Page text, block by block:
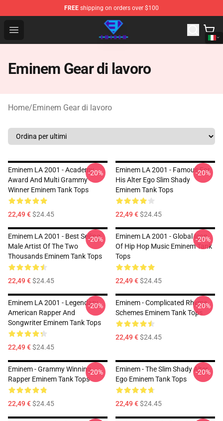
FREE shipping on orders over $100
Open menu
Eminem Store - Official Eminem Merchandise Shop
Eminem Gear di lavoro
Home/Eminem Gear di lavoro
Eminem LA 2001 - Academy
Award And Multi Grammy
Winner Eminem Tank Tops
22,49 €$24.45
-20%
Eminem LA 2001 - Famous For
His Alter Ego Slim Shady
Eminem Tank Tops
22,49 €$24.45
-20%
Eminem LA 2001 - Best Selling
Male Artist Of The Two
Thousands Eminem Tank Tops
22,49 €$24.45
-20%
Eminem LA 2001 - Global Icon
Of Hip Hop Music Eminem Tank
Tops
22,49 €$24.45
-20%
Eminem LA 2001 - Legendary
American Rapper And
Songwriter Eminem Tank Tops
22,49 €$24.45
-20%
Eminem - Complicated Rhyme
Schemes Eminem Tank Tops
22,49 €$24.45
-20%
Eminem - Grammy Winning
Rapper Eminem Tank Tops
22,49 €$24.45
-20%
Eminem - The Slim Shady Alter
Ego Eminem Tank Tops
22,49 €$24.45
-20%